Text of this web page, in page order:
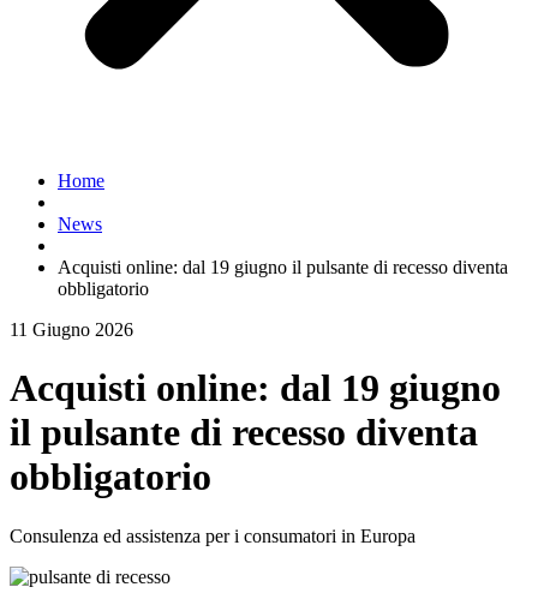
Home
News
Acquisti online: dal 19 giugno il pulsante di recesso diventa
obbligatorio
11 Giugno 2026
Acquisti online: dal 19 giugno
il pulsante di recesso diventa
obbligatorio
Consulenza ed assistenza per i consumatori in Europa